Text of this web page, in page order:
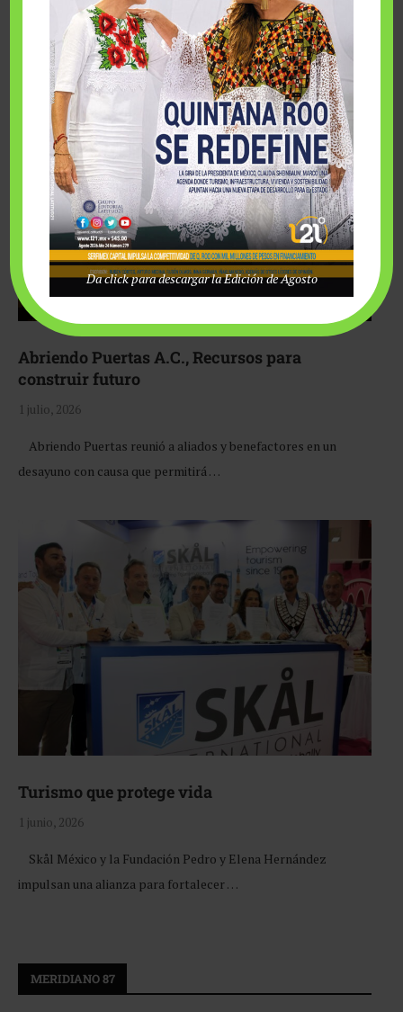
Fairmont Mayakoba y Make-A-Wish México unieron
esfuerzos para hacer realidad el deseo de una …
Abriendo Puertas A.C., Recursos para
construir futuro
1 julio, 2026
Abriendo Puertas reunió a aliados y benefactores en un
desayuno con causa que permitirá …
Turismo que protege vida
1 junio, 2026
Skål México y la Fundación Pedro y Elena Hernández
impulsan una alianza para fortalecer …
MERIDIANO 87
Da click para descargar la Edición de Agosto